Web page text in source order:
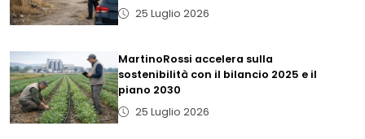
25 Luglio 2026
MartinoRossi accelera sulla
sostenibilità con il bilancio 2025 e il
piano 2030
25 Luglio 2026